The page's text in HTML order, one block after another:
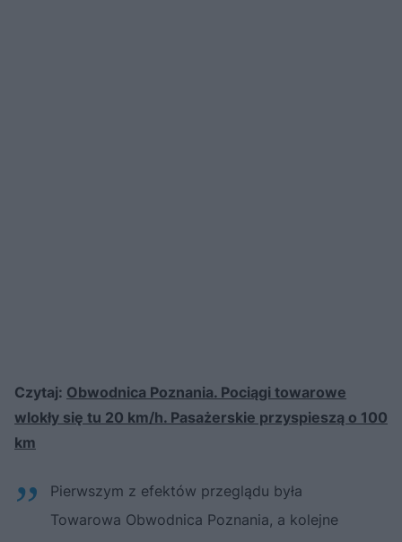
Czytaj: Obwodnica Poznania. Pociągi towarowe
wlokły się tu 20 km/h. Pasażerskie przyspieszą o 100
km
Pierwszym z efektów przeglądu była
Towarowa Obwodnica Poznania, a kolejne